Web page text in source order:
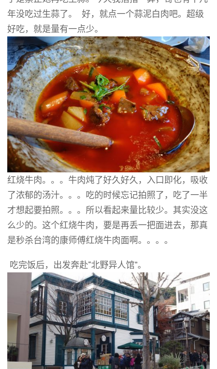
年没吃过生蒜了。 好，就点一个蒜泥白肉吧。超级
好吃，就是量有一点少。
红烧牛肉。。。牛肉炖了好久好久，入口即化，吸收
了浓郁的汤汁。。。吃的时候忘记拍照了，吃了一半
才想起要拍照。。。所以看起来量比较少。其实没这
么少的。这个红烧牛肉，要是再丢一把面进去，那真
是秒杀台湾的康师傅红烧牛肉面啊。。。。
吃完饭后，出发奔赴“北野异人馆”。